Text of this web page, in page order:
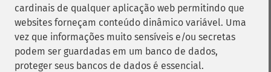
cardinais de qualquer aplicação web permitindo que
websites forneçam conteúdo dinâmico variável. Uma
vez que informações muito sensíveis e/ou secretas
podem ser guardadas em um banco de dados,
proteger seus bancos de dados é essencial.